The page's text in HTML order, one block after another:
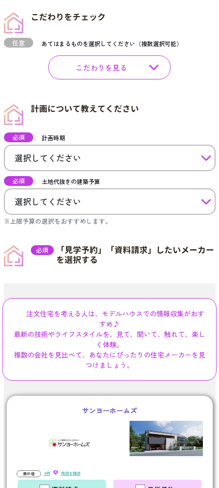
こだわりをチェック
任意 あてはまるものを選択してください（複数選択可能）
こだわりを見る
計画について教えてください
必須 計画時期
必須 土地代抜きの建築予算
※上限予算の選択をおすすめします。
必須
「見学予約」「資料請求」したいメーカー
を選択する
注文住宅を考える人は、モデルハウスでの情報収集がおす
すめ♪
最新の技術やライフスタイルを、見て、聞いて、触れて、楽し
く体験。
複数の会社を見比べて、あなたにぴったりの住宅メーカーを見
つけましょう。
サンヨーホームズ
展示場 4件 地図を確認